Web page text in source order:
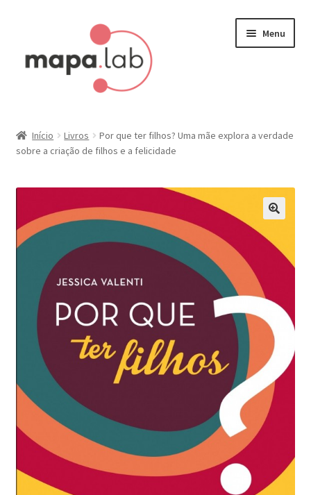
navegação
Menu
Carrinho
Finalizar compra
Minha conta
Painel do Afiliado
Início Livros
Por que ter filhos? Uma mãe explora a verdade
sobre a criação de filhos e a felicidade